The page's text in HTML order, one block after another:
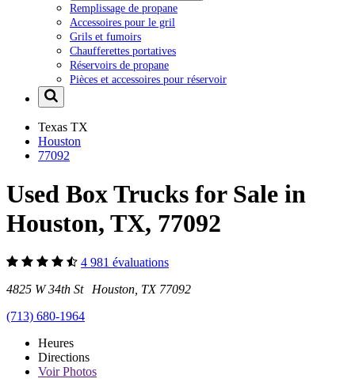
Remplissage de propane
Accessoires pour le gril
Grils et fumoirs
Chaufferettes portatives
Réservoirs de propane
Pièces et accessoires pour réservoir
Texas TX
Houston
77092
Used Box Trucks for Sale in
Houston, TX, 77092
4 981 évaluations
4825 W 34th St Houston, TX 77092
(713) 680-1964
Heures
Directions
VoirPhotos